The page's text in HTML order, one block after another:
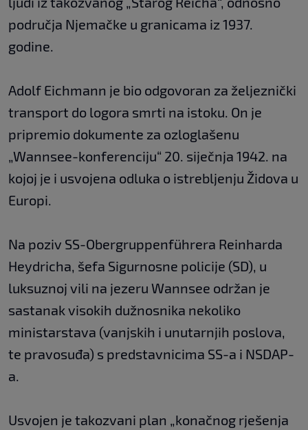
područja Njemačke u granicama iz 1937.
godine.
Adolf Eichmann je bio odgovoran za željeznički
transport do logora smrti na istoku. On je
pripremio dokumente za ozloglašenu
„Wannsee-konferenciju“ 20. siječnja 1942. na
kojoj je i usvojena odluka o istrebljenju Židova u
Europi.
Na poziv SS-Obergruppenführera Reinharda
Heydricha, šefa Sigurnosne policije (SD), u
luksuznoj vili na jezeru Wannsee održan je
sastanak visokih dužnosnika nekoliko
ministarstava (vanjskih i unutarnjih poslova,
te pravosuđa) s predstavnicima SS-a i NSDAP-
a.
Usvojen je takozvani plan „konačnog rješenja